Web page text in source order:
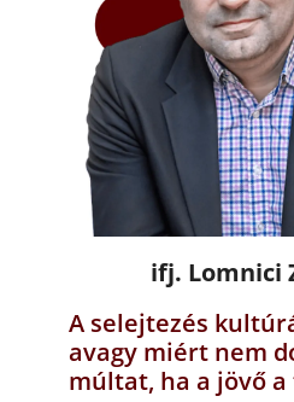
ifj. Lomnici
A selejtezés
avagy miért nem
múltat, ha a jövő